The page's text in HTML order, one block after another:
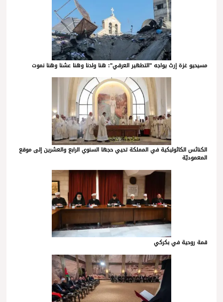
مسيحيو غزة إرث يواجه "التطهير العرقي": هنا ولدنا وهنا عشنا وهنا نموت
الكنائس الكاثوليكية في المملكة تحيي حجها السنوي الرابع والعشرين إلى موقع
المعموديّة
قمة روحية في بكركي